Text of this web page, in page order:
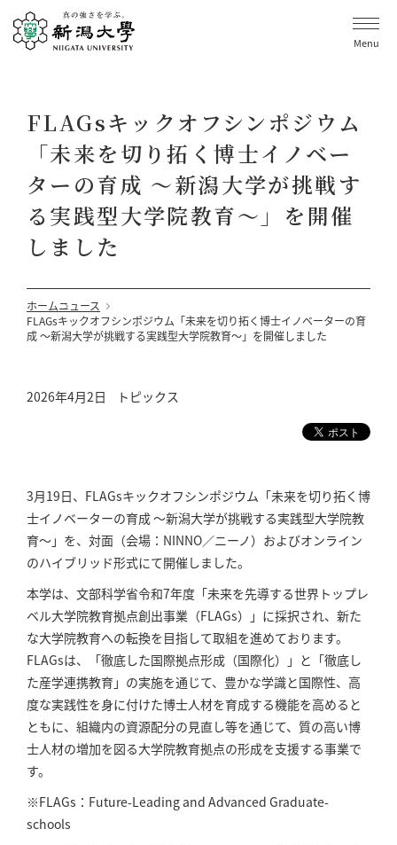
Menu
FLAGsキックオフシンポジウム
「未来を切り拓く博士イノベー
ターの育成 ～新潟大学が挑戦す
る実践型大学院教育～」を開催
しました
ホームニュース
FLAGsキックオフシンポジウム「未来を切り拓く博士イノベーターの育
成 ～新潟大学が挑戦する実践型大学院教育～」を開催しました
2026年4月2日 トピックス
3月19日、FLAGsキックオフシンポジウム「未来を切り拓く博
士イノベーターの育成 ～新潟大学が挑戦する実践型大学院教
育～」を、対面（会場：NINNO／ニーノ）およびオンライン
のハイブリッド形式にて開催しました。
本学は、文部科学省令和7年度「未来を先導する世界トップレ
ベル大学院教育拠点創出事業（FLAGs）」に採択され、新た
な大学院教育への転換を目指して取組を進めております。
FLAGsは、「徹底した国際拠点形成（国際化）」と「徹底し
た産学連携教育」の実施を通じて、豊かな学識と国際性、⾼
度な実践性を⾝に付けた博⼠⼈材を育成する機能を⾼めると
ともに、組織内の資源配分の⾒直し等を通じて、質の⾼い博
⼠⼈材の増加を図る⼤学院教育拠点の形成を⽀援する事業で
す。
※FLAGs：Future-Leading and Advanced Graduate-
schools